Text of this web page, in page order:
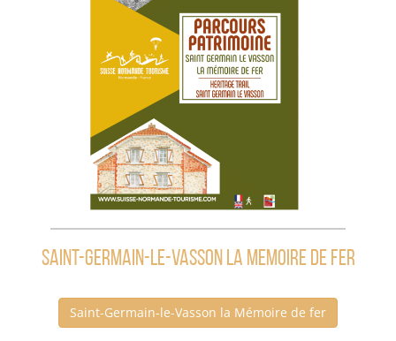
SAINT-GERMAIN-LE-VASSON LA MEMOIRE DE FER
Saint-Germain-le-Vasson la Mémoire de fer